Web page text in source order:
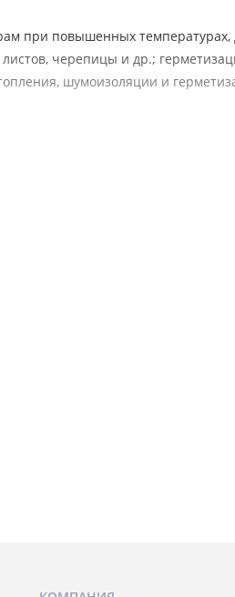
при повышенных
черепицы и др.;
шумоизоляции и